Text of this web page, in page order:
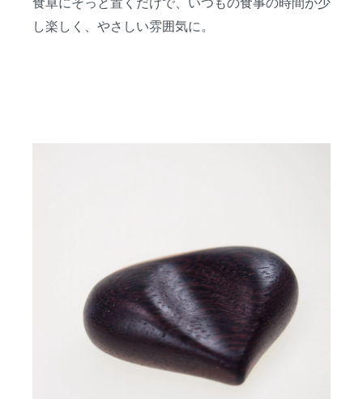
し楽しく、やさしい雰囲気に。